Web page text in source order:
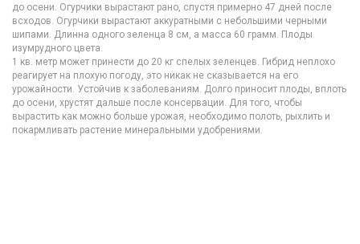
до осени. Огурчики вырастают рано, спустя примерно 47 дней после
всходов. Огурчики вырастают аккуратными с небольшими черными
шипами. Длинна одного зеленца 8 см, а масса 60 грамм. Плоды
изумрудного цвета.
1 кв. метр может принести до 20 кг спелых зеленцев. Гибрид неплохо
реагирует на плохую погоду, это никак не сказывается на его
урожайности. Устойчив к заболеваниям. Долго приносит плоды, вплоть
до осени, хрустят дальше после консервации. Для того, чтобы
вырастить как можно больше урожая, необходимо полоть, рыхлить и
покармливать растение минеральными удобрениями.